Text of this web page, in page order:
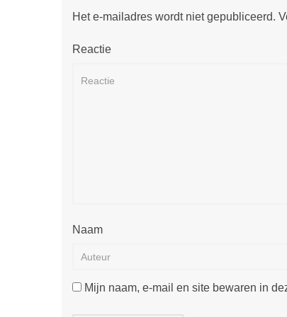
Het e-mailadres wordt niet gepubliceerd.
Reactie
Naam
Mijn naam, e-mail en site bewaren in